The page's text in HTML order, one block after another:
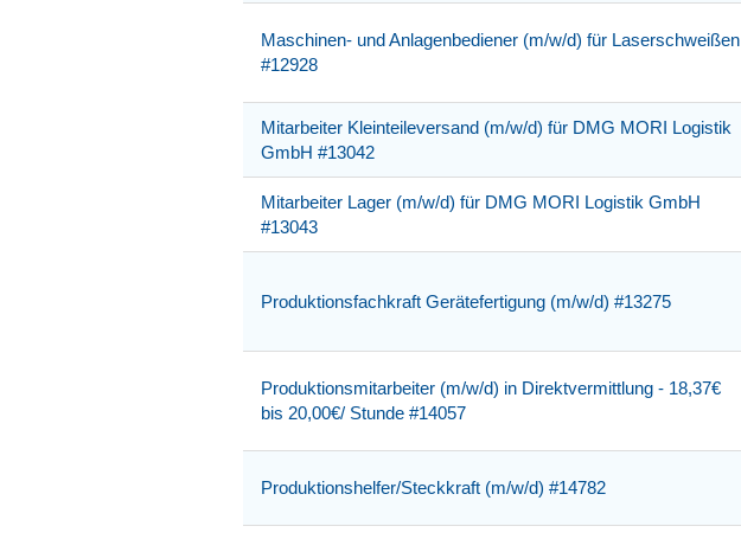
Maschinen- und Anlagenbediener (m/w/d) für Laserschweißen
#12928
Mitarbeiter Kleinteileversand (m/w/d) für DMG MORI Logistik
GmbH #13042
Mitarbeiter Lager (m/w/d) für DMG MORI Logistik GmbH
#13043
Produktionsfachkraft Gerätefertigung (m/w/d) #13275
Produktionsmitarbeiter (m/w/d) in Direktvermittlung - 18,37€
bis 20,00€/ Stunde #14057
Produktionshelfer/Steckkraft (m/w/d) #14782